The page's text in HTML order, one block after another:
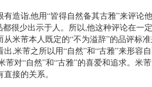
造诣,他用“皆得自然备其古雅”来评论
很少出示于人。所以,他这种评论在一
米芾本人既定的“不为溢辞”的品评标
,米芾之所以用“自然”和“古雅”来形容
芾对“自然”和“古雅”的喜爱和追求。米
接的关系。